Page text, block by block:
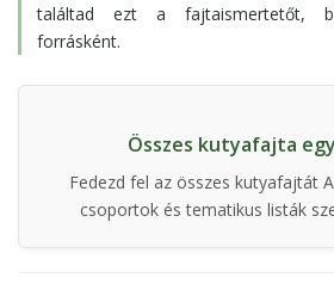
találtad ezt a fajtaismertetőt,
forrásként.
Összes kutyafajta
Fedezd fel az összes kutyafajtát
csoportok és tematikus listák